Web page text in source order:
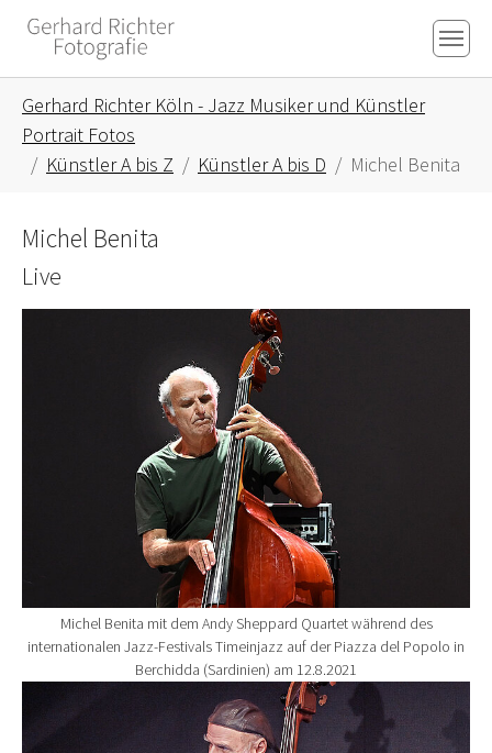
Skip to main content
Skip to page footer
Gerhard Richter Köln - Jazz Musiker und Künstler
Portrait Fotos
Künstler A bis Z
Künstler A bis D Michel Benita
Michel Benita
Live
Michel Benita mit dem Andy Sheppard Quartet während des
internationalen Jazz-Festivals Timeinjazz auf der Piazza del Popolo in
Berchidda (Sardinien) am 12.8.2021